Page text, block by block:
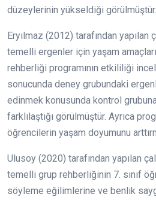
düzeylerinin yükseldiği görülmüştür.
Eryılmaz (2012) tarafından
temelli ergenler için yaşam
rehberliği programının etkililiği
sonucunda deney grubundaki
edinmek konusunda kontrol
farklılaştığı görülmüştür. Ayrıca
öğrencilerin yaşam doyumunu
Ulusoy (2020) tarafından yapılan
temelli grup rehberliğinin 7. sınıf
söyleme eğilimlerine ve benlik